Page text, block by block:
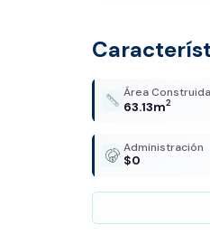
Área Construida
63.13m2
Administración
$0